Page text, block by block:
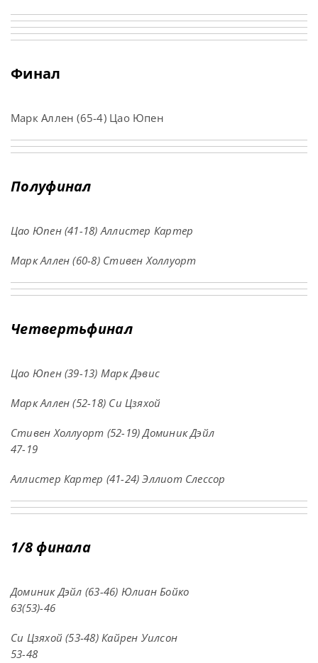
Финал
Марк Аллен (65-4) Цао Юпен
Полуфинал
Цао Юпен (41-18) Аллистер Картер
Марк Аллен (60-8) Стивен Холлуорт
Четвертьфинал
Цао Юпен (39-13) Марк Дэвис
Марк Аллен (52-18) Си Цзяхой
Стивен Холлуорт (52-19) Доминик Дэйл
47-19
Аллистер Картер (41-24) Эллиот Слессор
1/8 финала
Доминик Дэйл (63-46) Юлиан Бойко
63(53)-46
Си Цзяхой (53-48) Кайрен Уилсон
53-48